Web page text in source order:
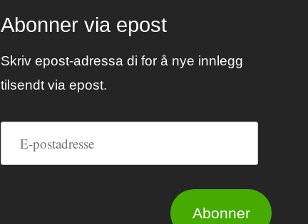
Abonner via epost
Skriv epost-adressa di for å nye innlegg
tilsendt via epost.
Abonner